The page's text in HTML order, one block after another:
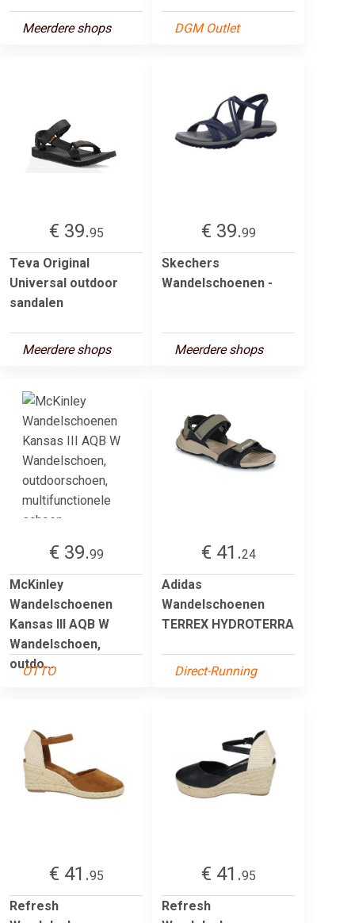
Meerdere shops DGM Outlet
€ 39.95
Teva Original
Universal outdoor
sandalen
Meerdere shops
€ 39.99
Skechers
Wandelschoenen -
Meerdere shops
€ 39.99
McKinley
Wandelschoenen
Kansas III AQB W
Wandelschoen,
outdo...
OTTO
€ 41.24
Adidas
Wandelschoenen
TERREX HYDROTERRA
Direct-Running
€ 41.95
Refresh
€ 41.95
Refresh